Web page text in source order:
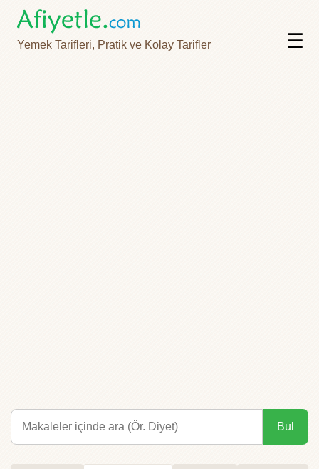
Yemek Tarifleri, Pratik ve Kolay Tarifler ☰
Bul